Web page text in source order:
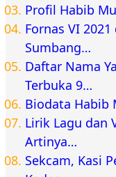
Profil Habib
Fornas VI
Sumbang…
Daftar Nama
Terbuka 9…
Biodata Habib
Lirik Lagu dan
Artinya…
Sekcam, Kasi